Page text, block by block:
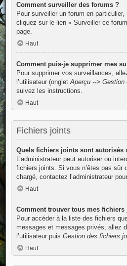
Comment surveiller des forums ?
Pour surveiller un forum en
cliquez sur le lien « Surveiller ce
page.
Haut
Comment puis-je supprimer mes
Pour supprimer vos surveillances,
l’utilisateur (onglet Aperçu --> Gestion
suivez les instructions.
Haut
Fichiers joints
Quels fichiers joints sont autorisés
L’administrateur peut autoriser ou
fichiers joints. Si vous n’êtes pas sûr
chargé, contactez l’administrateur
Haut
Comment trouver tous mes
Pour accéder à la liste des fichiers
messages et messages privés, allez
l’utilisateur puis Gestion des fichiers
Haut